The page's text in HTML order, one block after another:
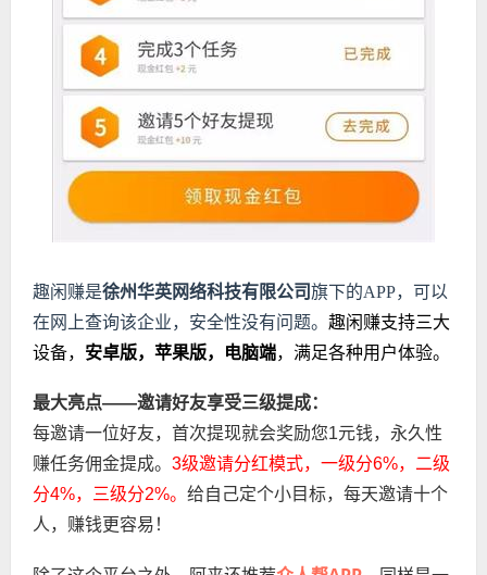
趣闲赚是徐州华英网络科技有限公司旗下的APP，可以
在网上查询该企业，安全性没有问题。 趣闲赚支持三大
设备， 安卓版，苹果版，电脑端，满足各种用户体验。
最大亮点——邀请好友享受三级提成：
每邀请一位好友，首次提现就会奖励您1元钱，永久性
赚任务佣金提成。 3级邀请分红模式，一级分6%， 二级
分4%，
三级分2%。 给自己定个小目标，每天邀请十个
人，赚钱更容易！